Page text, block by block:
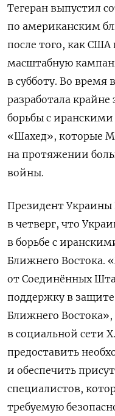
Тегеран выпустил
по американским
после того, как
масштабную
в субботу. Во время
разработала
борьбы с
«Шахед», которые
на протяжении
войны.
Президент
в четверг, что
в борьбе с
Ближнего Востока.
от Соединённых
поддержку в защите
Ближнего
в социальной сети
предоставить
и обеспечить
специалистов,
требуемую